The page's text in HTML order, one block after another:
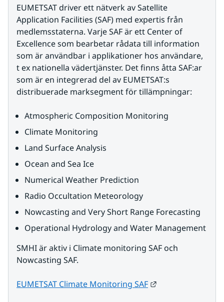
EUMETSAT driver ett nätverk av Satellite
Application Facilities (SAF) med expertis från
medlemsstaterna. Varje SAF är ett Center of
Excellence som bearbetar rådata till information
som är användbar i applikationer hos användare,
t ex nationella vädertjänster. Det finns åtta SAF:ar
som är en integrerad del av EUMETSAT:s
distribuerade marksegment för tillämpningar:
Atmospheric Composition Monitoring
Climate Monitoring
Land Surface Analysis
Ocean and Sea Ice
Numerical Weather Prediction
Radio Occultation Meteorology
Nowcasting and Very Short Range Forecasting
Operational Hydrology and Water Management
SMHI är aktiv i Climate monitoring SAF och
Nowcasting SAF.
EUMETSAT Climate Monitoring SAF